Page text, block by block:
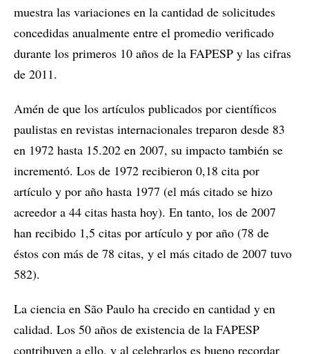
muestra las variaciones en la cantidad de solicitudes
concedidas anualmente entre el promedio verificado
durante los primeros 10 años de la FAPESP y las cifras
de 2011.
Amén de que los artículos publicados por científicos
paulistas en revistas internacionales treparon desde 83
en 1972 hasta 15.202 en 2007, su impacto también se
incrementó. Los de 1972 recibieron 0,18 cita por
artículo y por año hasta 1977 (el más citado se hizo
acreedor a 44 citas hasta hoy). En tanto, los de 2007
han recibido 1,5 citas por artículo y por año (78 de
éstos con más de 78 citas, y el más citado de 2007 tuvo
582).
La ciencia en São Paulo ha crecido en cantidad y en
calidad. Los 50 años de existencia de la FAPESP
contribuyen a ello, y al celebrarlos es bueno recordar